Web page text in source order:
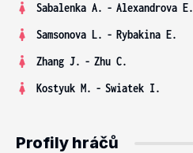
Sabalenka A. - Alexandrova E.
Samsonova L. - Rybakina E.
Zhang J. - Zhu C.
Kostyuk M. - Swiatek I.
Profily hráčů